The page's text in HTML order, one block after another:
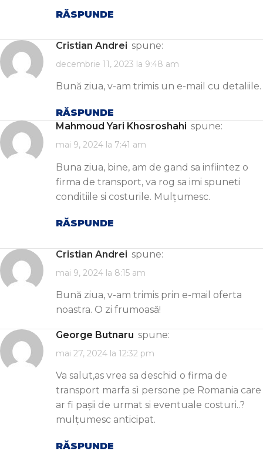
RĂSPUNDE
Cristian Andrei spune:
decembrie 11, 2023 la 9:48 am
Bună ziua, v-am trimis un e-mail cu detaliile.
RĂSPUNDE
Mahmoud Yari Khosroshahi spune:
mai 9, 2024 la 7:41 am
Buna ziua, bine, am de gand sa infiintez o
firma de transport, va rog sa imi spuneti
conditiile si costurile. Mulțumesc.
RĂSPUNDE
Cristian Andrei spune:
mai 9, 2024 la 8:15 am
Bună ziua, v-am trimis prin e-mail oferta
noastra. O zi frumoasă!
George Butnaru spune:
mai 27, 2024 la 12:32 pm
Va salut,as vrea sa deschid o firma de
transport marfa sì persone pe Romania care
ar fi pașii de urmat si eventuale costuri..?
mulțumesc anticipat.
RĂSPUNDE